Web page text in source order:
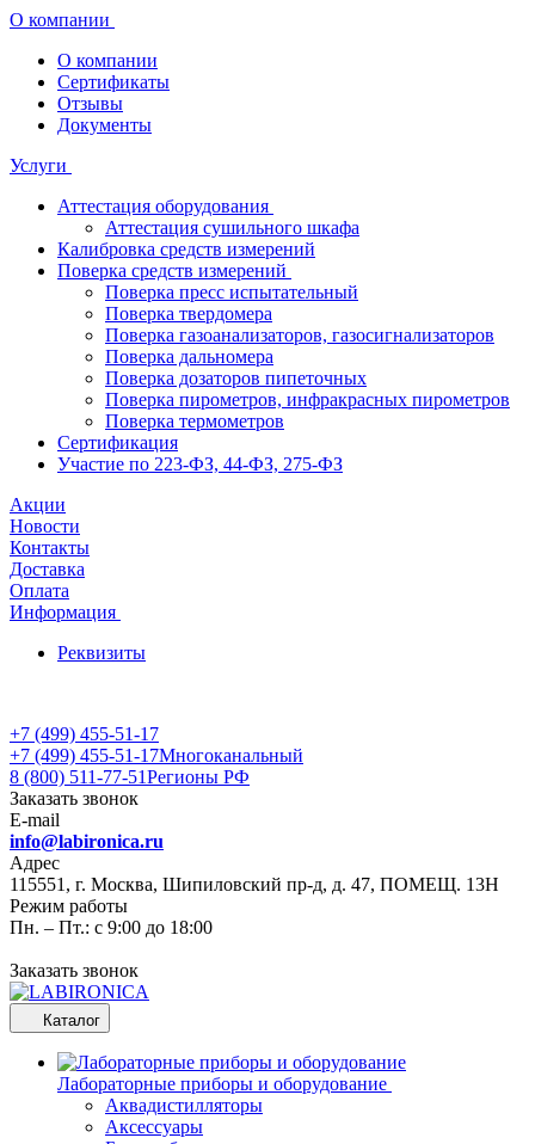
О компании
О компании
Сертификаты
Отзывы
Документы
Услуги
Аттестация оборудования
Аттестация сушильного шкафа
Калибровка средств измерений
Поверка средств измерений
Поверка пресс испытательный
Поверка твердомера
Поверка газоанализаторов, газосигнализаторов
Поверка дальномера
Поверка дозаторов пипеточных
Поверка пирометров, инфракрасных пирометров
Поверка термометров
Сертификация
Участие по 223-ФЗ, 44-ФЗ, 275-ФЗ
Акции
Новости
Контакты
Доставка
Оплата
Информация
Реквизиты
+7 (499) 455-51-17
+7 (499) 455-51-17Многоканальный
8 (800) 511-77-51Регионы РФ
Заказать звонок
E-mail
info@labironica.ru
Адрес
115551, г. Москва, Шипиловский пр-д, д. 47, ПОМЕЩ. 13Н
Режим работы
Пн. – Пт.: с 9:00 до 18:00
Заказать звонок
Каталог
Лабораторные приборы и оборудование
Аквадистилляторы
Аксессуары